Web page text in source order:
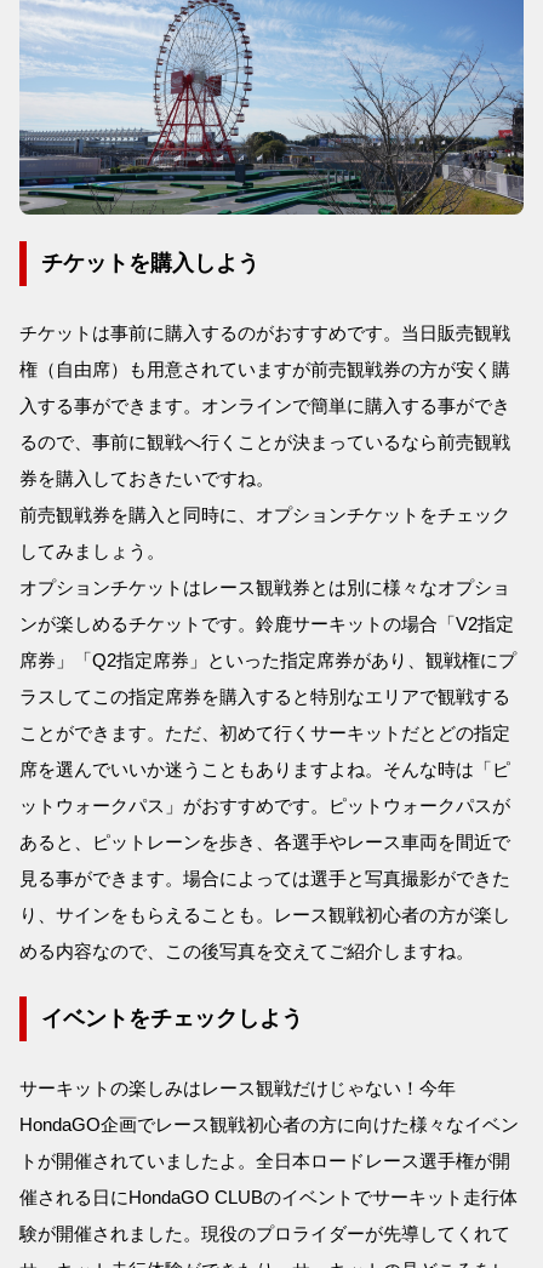
チケットを購入しよう
チケットは事前に購入するのがおすすめです。当日販売観戦
権（自由席）も用意されていますが前売観戦券の方が安く購
入する事ができます。オンラインで簡単に購入する事ができ
るので、事前に観戦へ行くことが決まっているなら前売観戦
券を購入しておきたいですね。
前売観戦券を購入と同時に、オプションチケットをチェック
してみましょう。
オプションチケットはレース観戦券とは別に様々なオプショ
ンが楽しめるチケットです。鈴鹿サーキットの場合「V2指定
席券」「Q2指定席券」といった指定席券があり、観戦権にプ
ラスしてこの指定席券を購入すると特別なエリアで観戦する
ことができます。ただ、初めて行くサーキットだとどの指定
席を選んでいいか迷うこともありますよね。そんな時は「ピ
ットウォークパス」がおすすめです。ピットウォークパスが
あると、ピットレーンを歩き、各選手やレース車両を間近で
見る事ができます。場合によっては選手と写真撮影ができた
り、サインをもらえることも。レース観戦初心者の方が楽し
める内容なので、この後写真を交えてご紹介しますね。
イベントをチェックしよう
サーキットの楽しみはレース観戦だけじゃない！今年
HondaGO企画でレース観戦初心者の方に向けた様々なイベン
トが開催されていましたよ。全日本ロードレース選手権が開
催される日にHondaGO CLUBのイベントでサーキット走行体
験が開催されました。現役のプロライダーが先導してくれて